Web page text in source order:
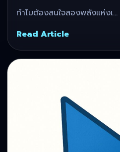
ทำไมต้องสนใจสองพลังแห่งเ…
Read Article